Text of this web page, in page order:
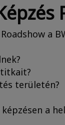
Roadshow a
területén?
képzésen a